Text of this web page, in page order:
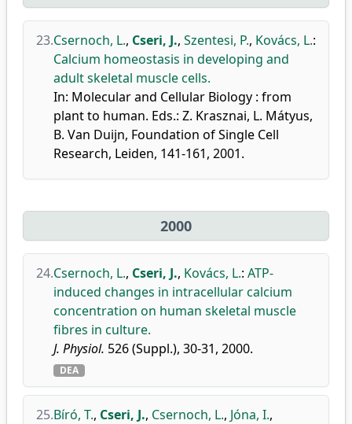
23.Csernoch, L., Cseri, J., Szentesi, P., Kovács, L.:
Calcium homeostasis in developing and
adult skeletal muscle cells.
In: Molecular and Cellular Biology : from
plant to human. Eds.: Z. Krasznai, L. Mátyus,
B. Van Duijn, Foundation of Single Cell
Research, Leiden, 141-161, 2001.
2000
24.Csernoch, L., Cseri, J., Kovács, L.: ATP-
induced changes in intracellular calcium
concentration on human skeletal muscle
fibres in culture.
J. Physiol. 526 (Suppl.), 30-31, 2000.
DEA
25.Bíró, T., Cseri, J., Csernoch, L., Jóna, I.,